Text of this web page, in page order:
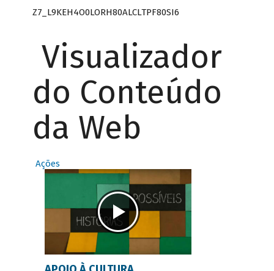
Z7_L9KEH4O0LORH80ALCLTPF80SI6
Visualizador
do Conteúdo
da Web
Ações